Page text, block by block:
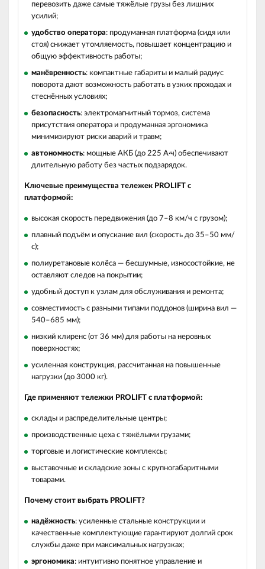
перевозить даже самые тяжёлые грузы без лишних
усилий;
удобство оператора: продуманная платформа (сидя или
стоя) снижает утомляемость, повышает концентрацию и
общую эффективность работы;
манёвренность: компактные габариты и малый радиус
поворота дают возможность работать в узких проходах и
стеснённых условиях;
безопасность: электромагнитный тормоз, система
присутствия оператора и продуманная эргономика
минимизируют риски аварий и травм;
автономность: мощные АКБ (до 225 А·ч) обеспечивают
длительную работу без частых подзарядок.
Ключевые преимущества тележек PROLIFT с
платформой:
высокая скорость передвижения (до 7–8 км/ч с грузом);
плавный подъём и опускание вил (скорость до 35–50 мм/
с);
полиуретановые колёса — бесшумные, износостойкие, не
оставляют следов на покрытии;
удобный доступ к узлам для обслуживания и ремонта;
совместимость с разными типами поддонов (ширина вил —
540–685 мм);
низкий клиренс (от 36 мм) для работы на неровных
поверхностях;
усиленная конструкция, рассчитанная на повышенные
нагрузки (до 3000 кг).
Где применяют тележки PROLIFT с платформой:
склады и распределительные центры;
производственные цеха с тяжёлыми грузами;
торговые и логистические комплексы;
выставочные и складские зоны с крупногабаритными
товарами.
Почему стоит выбрать PROLIFT?
надёжность: усиленные стальные конструкции и
качественные комплектующие гарантируют долгий срок
службы даже при максимальных нагрузках;
эргономика: интуитивно понятное управление и